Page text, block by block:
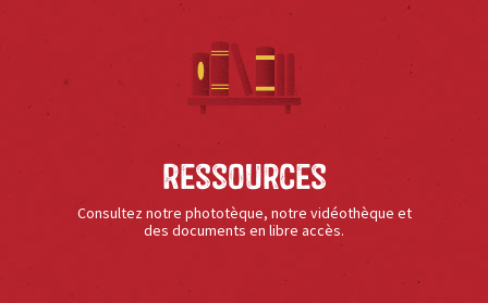
Ressources
Consultez notre phototèque, notre vidéothèque et
des documents en libre accès.